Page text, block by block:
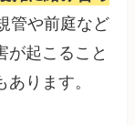
管や前庭など
が起こること
ります。